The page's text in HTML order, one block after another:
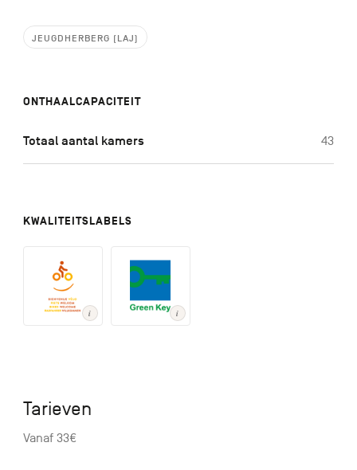
JEUGDHERBERG (LAJ)
ONTHAALCAPACITEIT
Totaal aantal kamers 43
KWALITEITSLABELS
Tarieven
Vanaf 33€